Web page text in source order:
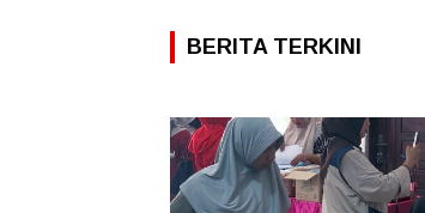
BERITA TERKINI